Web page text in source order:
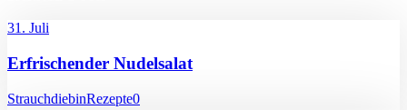
31. Juli
Erfrischender Nudelsalat
StrauchdiebinRezepte0